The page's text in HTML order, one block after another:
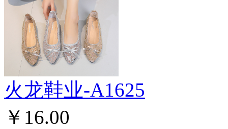
火龙鞋业-A1625
￥16.00